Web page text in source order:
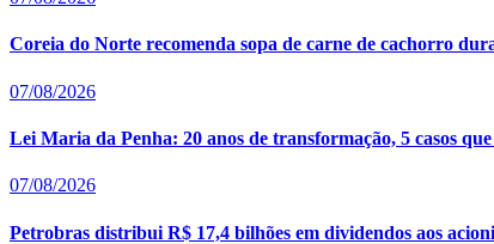
Coreia do Norte recomenda sopa de carne de cachorro
07/08/2026
Lei Maria da Penha: 20 anos de transformação, 5 casos
07/08/2026
Petrobras distribui R$ 17,4 bilhões em dividendos aos